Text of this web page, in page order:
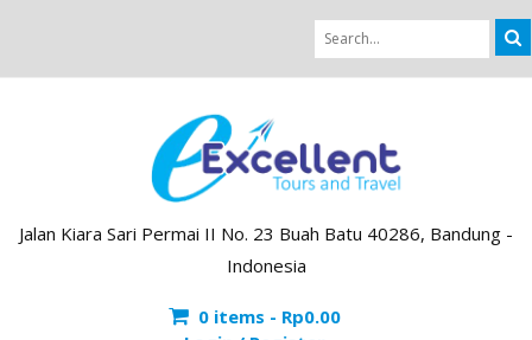
Jalan Kiara Sari Permai II No. 23 Buah Batu 40286, Bandung -
Indonesia
0 items - Rp0.00